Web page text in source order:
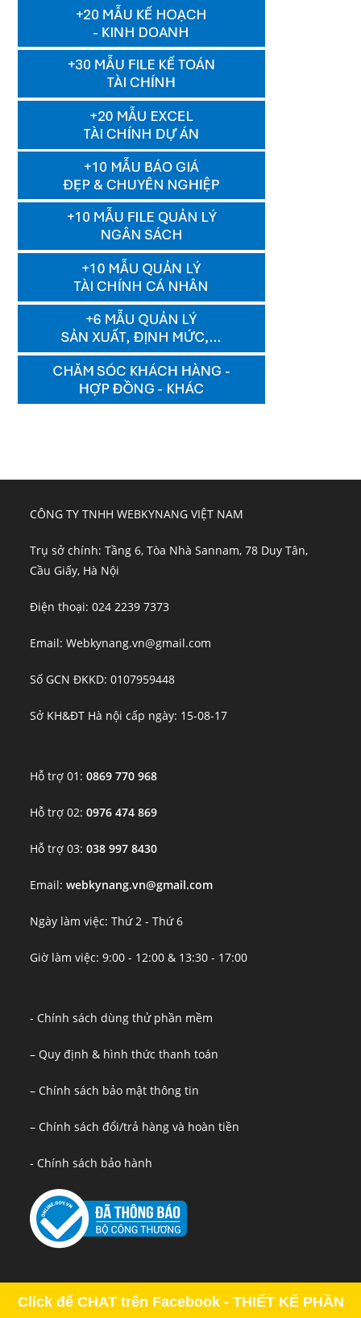
CÔNG TY TNHH WEBKYNANG VIỆT NAM
Trụ sở chính: Tầng 6, Tòa Nhà Sannam, 78 Duy Tân,
Cầu Giấy, Hà Nội
Điện thoại: 024 2239 7373
Email: Webkynang.vn@gmail.com
Số GCN ĐKKD: 0107959448
Sở KH&ĐT Hà nội cấp ngày: 15-08-17
Hỗ trợ 01:0869 770 968
Hỗ trợ 02:0976 474 869
Hỗ trợ 03:038 997 8430
Email:webkynang.vn@gmail.com
Ngày làm việc: Thứ 2 - Thứ 6
Giờ làm việc: 9:00 - 12:00 & 13:30 - 17:00
- Chính sách dùng thử phần mềm
– Quy định & hình thức thanh toán
– Chính sách bảo mật thông tin
– Chính sách đổi/trả hàng và hoàn tiền
- Chính sách bảo hành
Click để CHAT trên Facebook - THIẾT KẾ PHẦN